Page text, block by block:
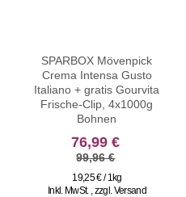
SPARBOX Mövenpick
Crema Intensa Gusto
Italiano + gratis Gourvita
Frische-Clip, 4x1000g
Bohnen
sonderangebot
76,99 €
99,96 €
19,25 € / 1kg
Inkl. MwSt. zzgl. Versand